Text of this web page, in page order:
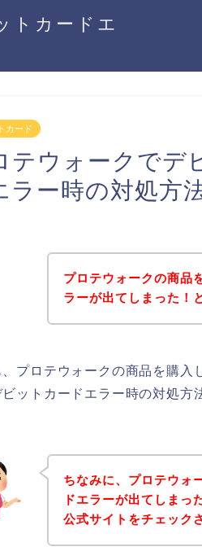
トカードエ
カード
テウォークでデ
ラー時の対処方法
プロテウォークの商品
ラーが出てしまった！
、プロテウォークの商品を購
ビットカードエラー時の対処方
ちなみに、プロテウォ
ドエラーが出てしまっ
公式サイトをチェック